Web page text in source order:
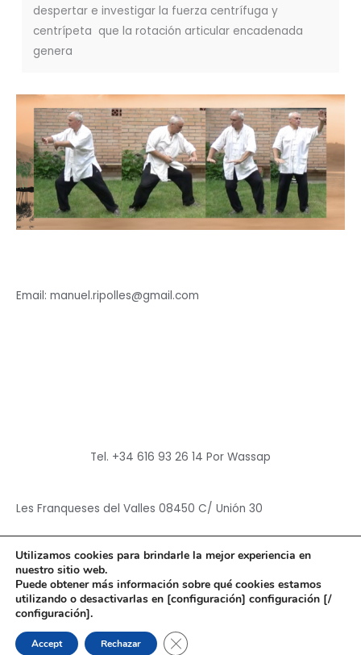
despertar e investigar la fuerza centrífuga y
centrípeta que la rotación articular encadenada
genera
Email: manuel.ripolles@gmail.com
Tel. +34 616 93 26 14 Por Wassap
Les Franqueses del Valles 08450 C/ Unión 30
Copyright © 2026Hun Yuan Chen
Powered byHun Yuan Chen
Utilizamos cookies para brindarle la mejor experiencia en
nuestro sitio web.
Puede obtener más información sobre qué cookies estamos
utilizando o desactivarlas en [configuración] configuración [/
configuración].
Accept Rechazar CERRAR EL BANNER DE